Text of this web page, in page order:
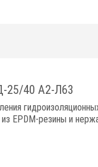
25/40 А2-Л63
EPDM-резины и